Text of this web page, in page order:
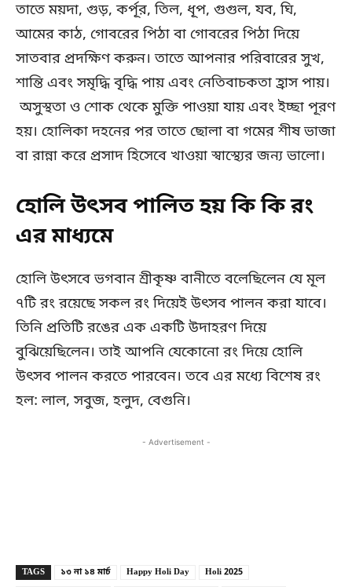
তাতে ময়দা, গুড়, কর্পূর, তিল, ধূপ, গুগুল, যব, ঘি,
আমের কাঠ, গোবরের পিঠা বা গোবরের পিঠা দিয়ে
সাতবার প্রদক্ষিণ করুন। তাতে আপনার পরিবারের সুখ,
শান্তি এবং সমৃদ্ধি বৃদ্ধি পায় এবং নেতিবাচকতা হ্রাস পায়।
অসুস্থতা ও শোক থেকে মুক্তি পাওয়া যায় এবং ইচ্ছা পূরণ
হয়। হোলিকা দহনের পর তাতে ছোলা বা গমের শীষ ভাজা
বা রান্না করে প্রসাদ হিসেবে খাওয়া স্বাস্থ্যের জন্য ভালো।
হোলি উৎসব পালিত হয় কি কি রং
এর মাধ্যমে
হোলি উৎসবে ভগবান শ্রীকৃষ্ণ বানীতে বলেছিলেন যে মূল
৭টি রং রয়েছে সকল রং দিয়েই উৎসব পালন করা যাবে।
তিনি প্রতিটি রঙের এক একটি উদাহরণ দিয়ে
বুঝিয়েছিলেন। তাই আপনি যেকোনো রং দিয়ে হোলি
উৎসব পালন করতে পারবেন। তবে এর মধ্যে বিশেষ রং
হল: লাল, সবুজ, হলুদ, বেগুনি।
- Advertisement -
TAGS ১৩ না ১৪ মার্চ Happy Holi Day
Holi 2025